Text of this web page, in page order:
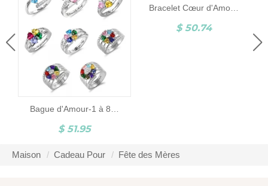
$ 51.95
Bracelet Cœur d'Amour-1 à 5 Prénoms et Pierres de Naissance-Argent
$ 50.74
Maison Cadeau Pour Fête des Mères